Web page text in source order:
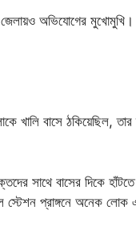
জেলায়ও অভিযোগের
খালি বাসে ঠকিয়েছিল, তার
সাথে বাসের দিকে হাঁটতে
স্টেশন প্রাঙ্গনে অনেক লোক